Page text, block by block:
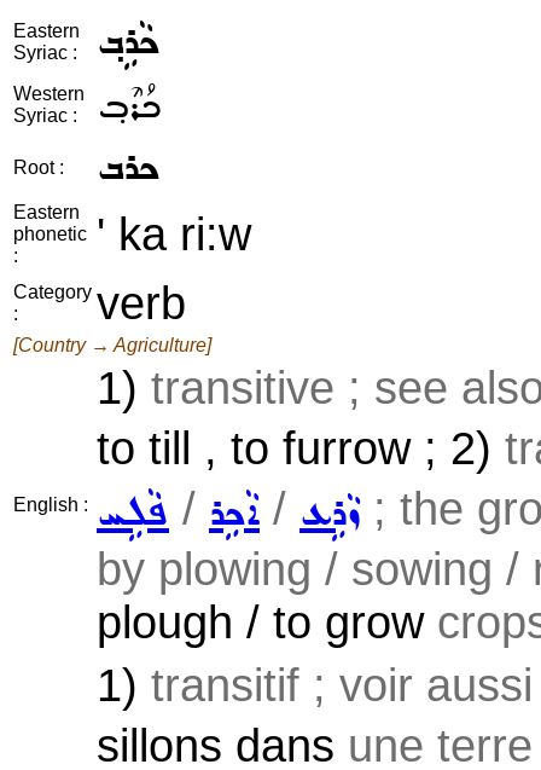
Eastern
Syriac :
ܟܵܪܹܒ݂
Western
Syriac :
ܟܳܪܶܒ݂
Root : ܟܪܒ
Eastern
phonetic
:
' ka ri:w
Category
:
verb
[Country → Agriculture]
English :
1) transitive ; see
to till , to furrow ; 2)
ܦܵܠܹܚ / ܐܵܟܹܪ / ܙܵܪܹܥ; the
by plowing / sowing /
plough / to grow
1) transitif ; voir
sillons dans une